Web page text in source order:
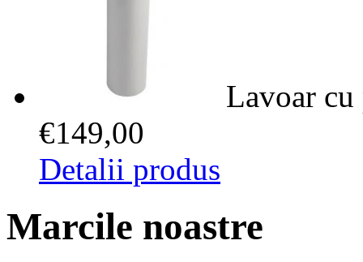
Lavoar
€149,00
Detalii produs
Marcile noastre